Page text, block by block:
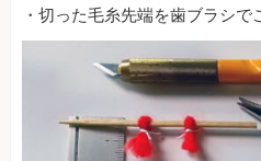
・切った毛糸先端を歯ブラシ